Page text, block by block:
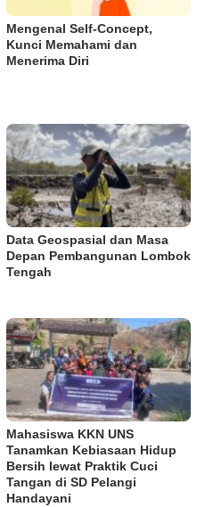
Mengenal Self-Concept,
Kunci Memahami dan
Menerima Diri
Data Geospasial dan Masa
Depan Pembangunan Lombok
Tengah
Mahasiswa KKN UNS
Tanamkan Kebiasaan Hidup
Bersih lewat Praktik Cuci
Tangan di SD Pelangi
Handayani